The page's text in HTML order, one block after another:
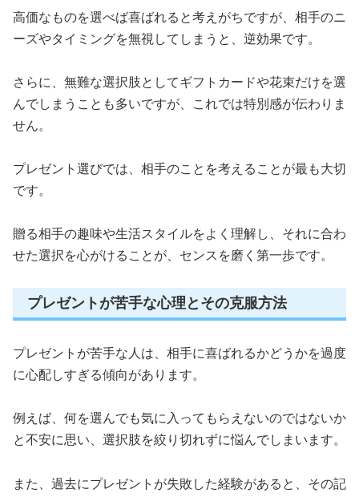
高価なものを選べば喜ばれると考えがちですが、相手のニ
ーズやタイミングを無視してしまうと、逆効果です。
さらに、無難な選択肢としてギフトカードや花束だけを選
んでしまうことも多いですが、これでは特別感が伝わりま
せん。
プレゼント選びでは、相手のことを考えることが最も大切
です。
贈る相手の趣味や生活スタイルをよく理解し、それに合わ
せた選択を心がけることが、センスを磨く第一歩です。
プレゼントが苦手な心理とその克服方法
プレゼントが苦手な人は、相手に喜ばれるかどうかを過度
に心配しすぎる傾向があります。
例えば、何を選んでも気に入ってもらえないのではないか
と不安に思い、選択肢を絞り切れずに悩んでしまいます。
また、過去にプレゼントが失敗した経験があると、その記